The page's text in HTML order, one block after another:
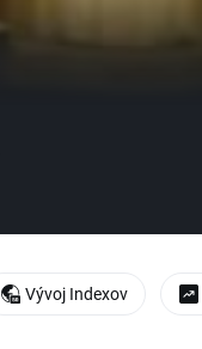
Vývoj Indexov